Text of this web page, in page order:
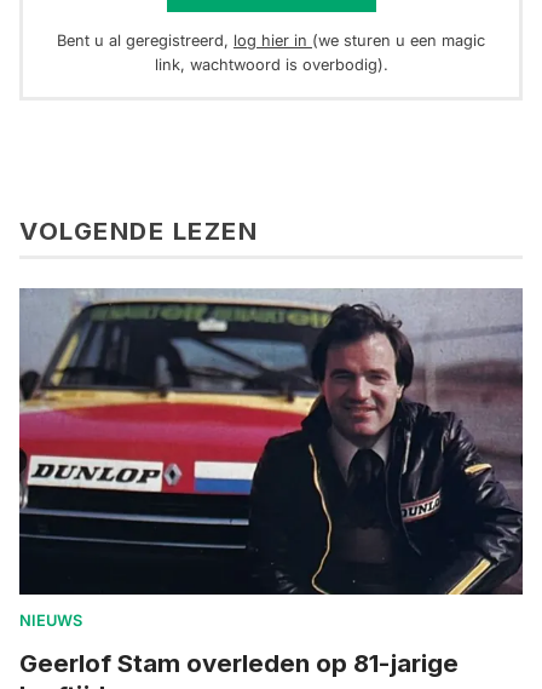
Bent u al geregistreerd, log hier in (we sturen u een magic
link, wachtwoord is overbodig).
VOLGENDE LEZEN
NIEUWS
Geerlof Stam overleden op 81-jarige